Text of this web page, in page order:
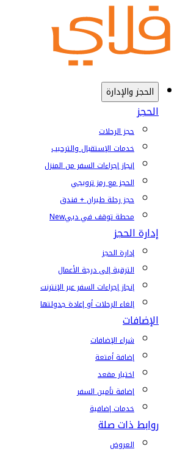
الحجز والإدارة
الحجز
حجز الرحلات
خدمات الإستقبال والترحيب
إنجاز إجراءات السفر من المنزل
الحجز مع رمز ترويجي
حجز رحلة طيران + فندق
محطة توقف في دبيNew
إدارة الحجز
إدارة الحجز
الترقية إلى درجة الأعمال
إنجاز إجراءات السفر عبر الإنترنت
إلغاء الرحلات أو إعادة جدولتها
الإضافات
شراء الإضافات
إضافة أمتعة
اختيار مقعد
إضافة تأمين السفر
خدمات إضافية
روابط ذات صلة
العروض